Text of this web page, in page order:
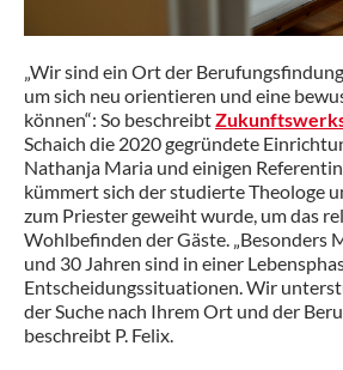
„Wir sind ein Ort der
um sich neu orientieren und eine
können“: So beschreibt
Schaich die 2020 gegründete
Nathanja Maria und einigen
kümmert sich der studierte Theologe
zum Priester geweiht wurde, um das
Wohlbefinden der Gäste. „Besonders
und 30 Jahren sind in einer
Entscheidungssituationen. Wir
der Suche nach Ihrem Ort und der
beschreibt P. Felix.